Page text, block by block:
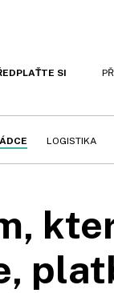
SI
LOGISTIKA